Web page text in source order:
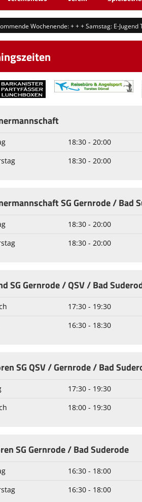
+ + + Samstag: E-Jugend
18:30 - 20:00
18:30 - 20:00
SG Gernrode / Bad
18:30 - 20:00
18:30 - 20:00
SG Gernrode / QSV / Bad
17:30 - 19:30
16:30 - 18:30
SG QSV / Gernrode / Bad
17:30 - 19:30
18:00 - 19:30
SG Gernrode / Bad Suderode
16:30 - 18:00
16:30 - 18:00